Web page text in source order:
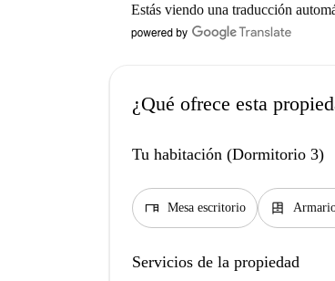
Estás viendo una traducción
¿Qué ofrece esta
Tu habitación (Dormitorio 3)
desk Mesa escritorio dresser
Servicios de la propiedad